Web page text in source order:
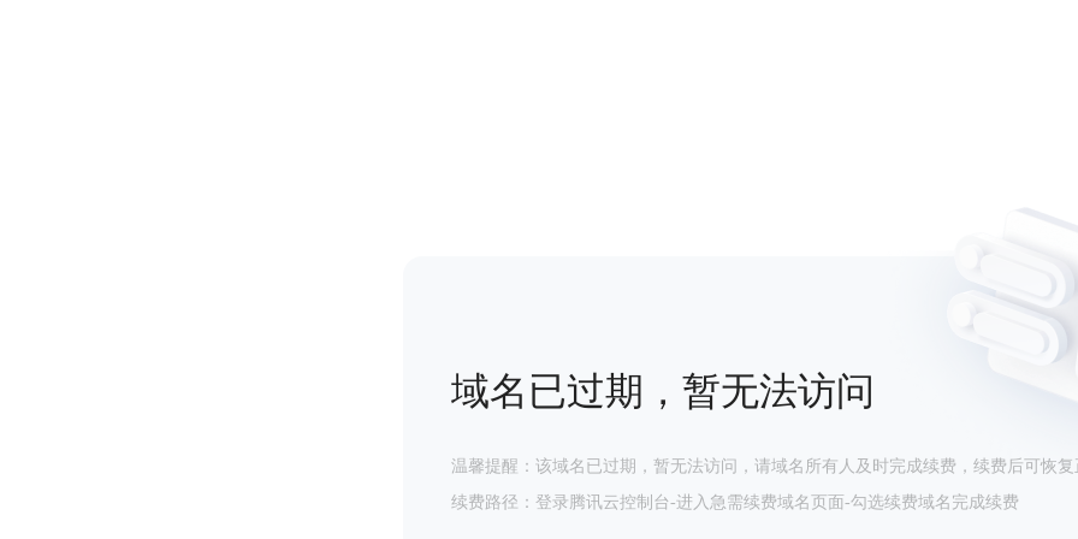
域名已过期，暂无法访问
温馨提醒：该域名已过期，暂无法访问，请域名所有人及时完成续费，续费后可恢复
续费路径：登录腾讯云控制台-进入急需续费域名页面-勾选续费域名完成续费